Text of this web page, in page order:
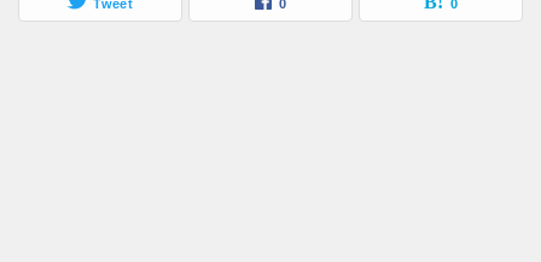
Tweet 0 0